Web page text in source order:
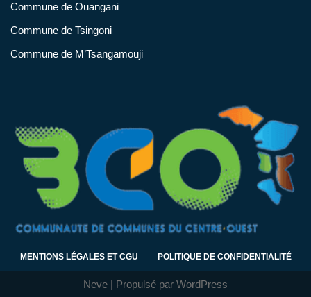
Commune de Ouangani
Commune de Tsingoni
Commune de M’Tsangamouji
MENTIONS LÉGALES ET CGU POLITIQUE DE CONFIDENTIALITÉ
Neve | Propulsé par WordPress